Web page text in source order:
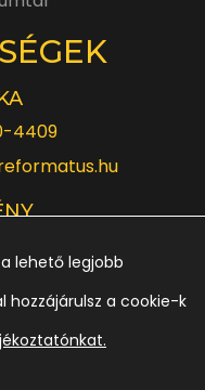
4409
185
lehető legjobb
hozzájárulsz a cookie-k